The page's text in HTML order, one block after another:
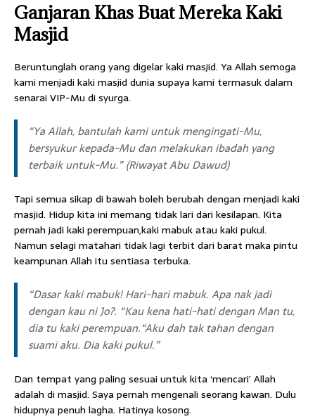
Ganjaran Khas Buat Mereka Kaki
Masjid
Beruntunglah orang yang digelar kaki masjid. Ya Allah semoga
kami menjadi kaki masjid dunia supaya kami termasuk dalam
senarai VIP-Mu di syurga.
“Ya Allah, bantulah kami untuk mengingati-Mu,
bersyukur kepada-Mu dan melakukan ibadah yang
terbaik untuk-Mu.” (Riwayat Abu Dawud)
Tapi semua sikap di bawah boleh berubah dengan menjadi kaki
masjid. Hidup kita ini memang tidak lari dari kesilapan. Kita
pernah jadi kaki perempuan,kaki mabuk atau kaki pukul.
Namun selagi matahari tidak lagi terbit dari barat maka pintu
keampunan Allah itu sentiasa terbuka.
“Dasar kaki mabuk! Hari-hari mabuk. Apa nak jadi
dengan kau ni Jo?. “Kau kena hati-hati dengan Man tu,
dia tu kaki perempuan.“Aku dah tak tahan dengan
suami aku. Dia kaki pukul.”
Dan tempat yang paling sesuai untuk kita ‘mencari’ Allah
adalah di masjid. Saya pernah mengenali seorang kawan. Dulu
hidupnya penuh lagha. Hatinya kosong.